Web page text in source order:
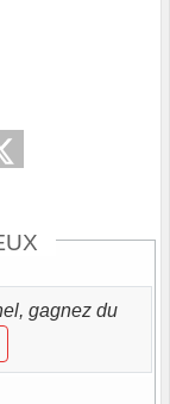
gagnez du